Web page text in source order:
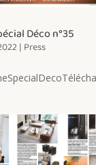
Déco n°35
| Press